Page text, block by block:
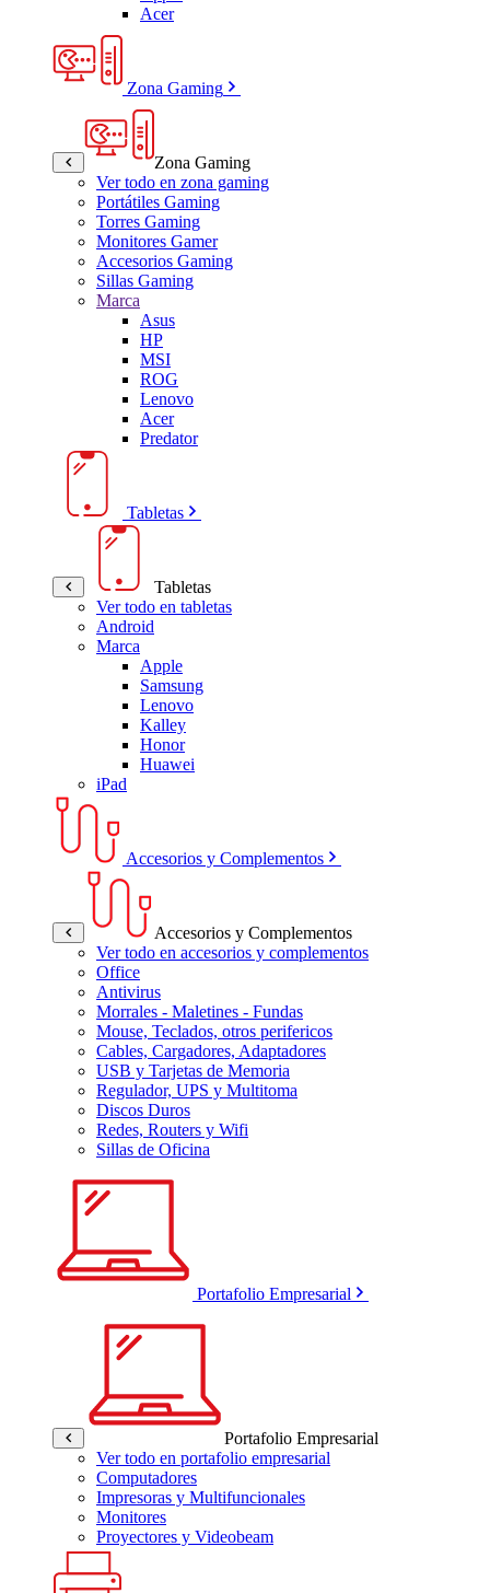
Acer
Zona Gaming
Zona Gaming
Ver todo en zona gaming
Portátiles Gaming
Torres Gaming
Monitores Gamer
Accesorios Gaming
Sillas Gaming
Marca
Asus
HP
MSI
ROG
Lenovo
Acer
Predator
Tabletas
Tabletas
Ver todo en tabletas
Android
Marca
Apple
Samsung
Lenovo
Kalley
Honor
Huawei
iPad
Accesorios y Complementos
Accesorios y Complementos
Ver todo en accesorios y complementos
Office
Antivirus
Morrales - Maletines - Fundas
Mouse, Teclados, otros perifericos
Cables, Cargadores, Adaptadores
USB y Tarjetas de Memoria
Regulador, UPS y Multitoma
Discos Duros
Redes, Routers y Wifi
Sillas de Oficina
Portafolio Empresarial
Portafolio Empresarial
Ver todo en portafolio empresarial
Computadores
Impresoras y Multifuncionales
Monitores
Proyectores y Videobeam